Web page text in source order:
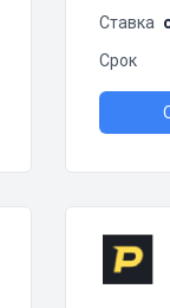
Ставка
Срок